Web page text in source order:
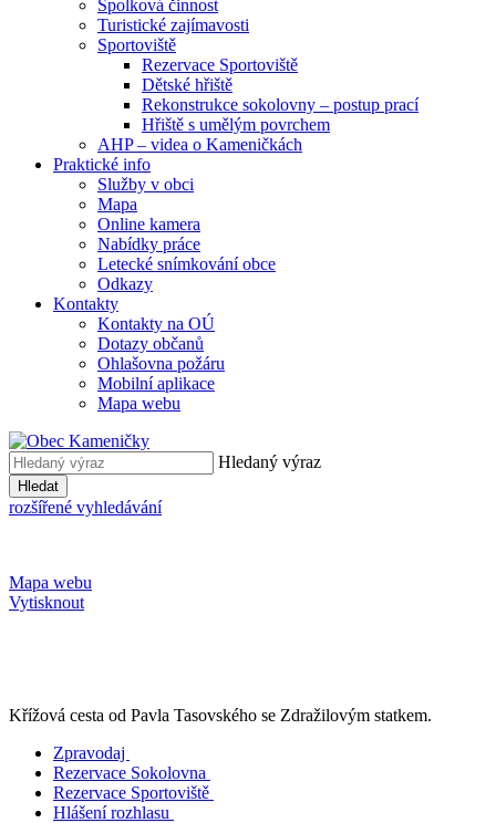
Spolková činnost
Turistické zajímavosti
Sportoviště
Rezervace Sportoviště
Dětské hřiště
Rekonstrukce sokolovny – postup prací
Hřiště s umělým povrchem
AHP – videa o Kameničkách
Praktické info
Služby v obci
Mapa
Online kamera
Nabídky práce
Letecké snímkování obce
Odkazy
Kontakty
Kontakty na OÚ
Dotazy občanů
Ohlašovna požáru
Mobilní aplikace
Mapa webu
Hledaný výraz
Hledat
rozšířené vyhledávání
Mapa webu
Vytisknout
Křížová cesta od Pavla Tasovského se Zdražilovým statkem.
Zpravodaj
Rezervace Sokolovna
Rezervace Sportoviště
Hlášení rozhlasu